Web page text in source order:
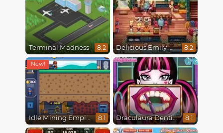
Terminal Madness 8.2 Delicious Emily New Beginning 8.2
Idle Mining Empire 8.1 Draculaura Dentist 8.1